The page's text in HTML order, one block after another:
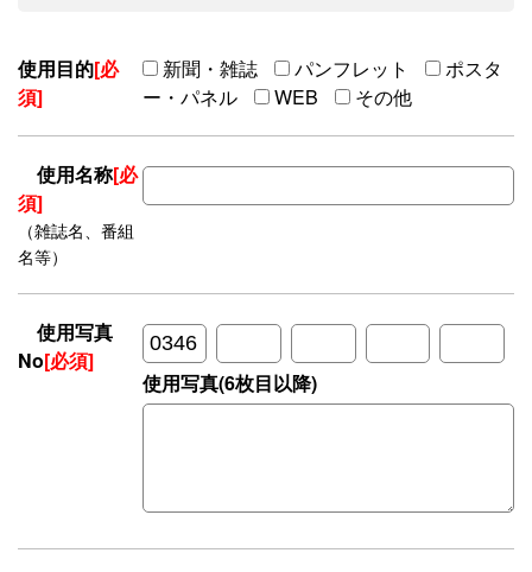
使用目的[必
須]
新聞・雑誌 パンフレット
ポスタ
ー・パネル
WEB その他
使用名称[必
須]
（雑誌名、番組
名等）
使用写真
No[必須]
使用写真(6枚目以降)